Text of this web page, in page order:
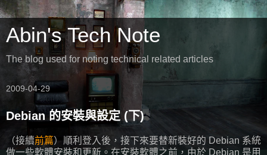
Abin's Tech Note
The blog used for noting technical related articles
2009-04-29
Debian 的安裝與設定 (下)
（接續前篇）順利登入後，接下來要替新裝好的 Debian 系統
做一些軟體安裝和更新。在安裝軟體之前，由於 Debian 是用